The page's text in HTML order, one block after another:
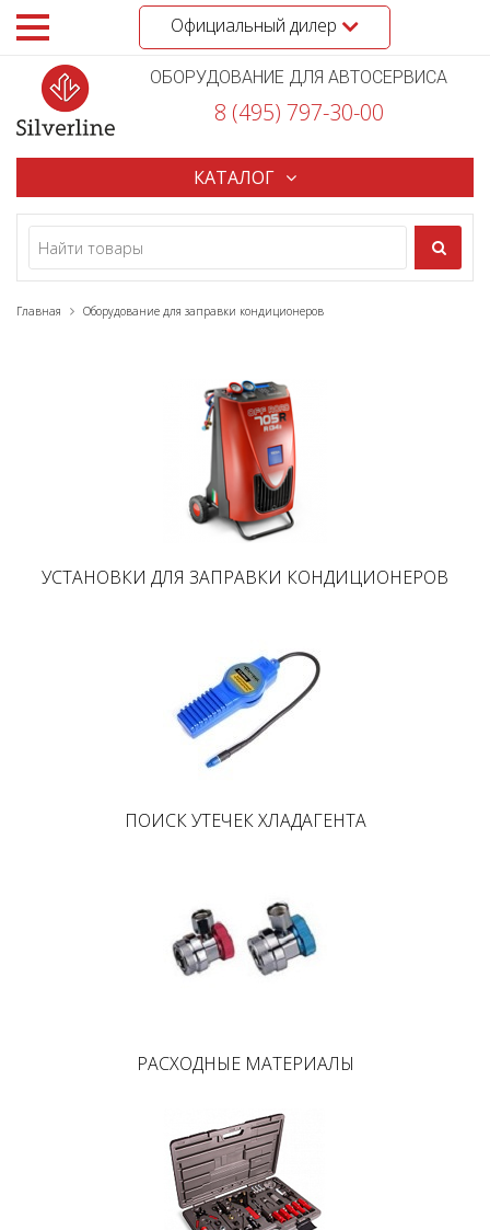
Официальный дилер
ОБОРУДОВАНИЕ ДЛЯ АВТОСЕРВИСА
8 (495) 797-30-00
КАТАЛОГ
Главная Оборудование для заправки кондиционеров
УСТАНОВКИ ДЛЯ ЗАПРАВКИ КОНДИЦИОНЕРОВ
ПОИСК УТЕЧЕК ХЛАДАГЕНТА
РАСХОДНЫЕ МАТЕРИАЛЫ